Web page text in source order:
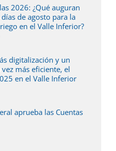
2026: ¿Qué auguran
de agosto para la
en el Valle Inferior?
digitalización y un
más eficiente, el
en el Valle Inferior
aprueba las Cuentas